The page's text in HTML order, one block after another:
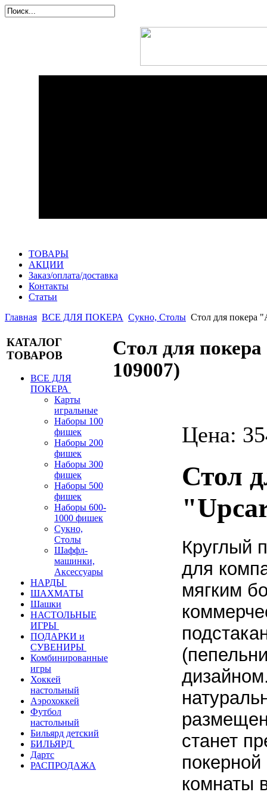
ТОВАРЫ
АКЦИИ
Заказ/оплата/доставка
Контакты
Статьи
Главная ВСЕ ДЛЯ ПОКЕРА Сукно, Столы Стол для
КАТАЛОГ
ТОВАРОВ
ВСЕ ДЛЯ
ПОКЕРА
Карты
игральные
Наборы 100
фишек
Наборы 200
фишек
Наборы 300
фишек
Наборы 500
фишек
Наборы 600-
1000 фишек
Сукно,
Столы
Шаффл-
машинки,
Аксессуары
НАРДЫ
ШАХМАТЫ
Шашки
НАСТОЛЬНЫЕ
ИГРЫ
ПОДАРКИ и
СУВЕНИРЫ
Комбинированные
игры
Хоккей
настольный
Аэрохоккей
Футбол
настольный
Бильярд детский
БИЛЬЯРД
Дартс
РАСПРОДАЖА
Стол для
109007)
Цена:
Стол
Круглый
для
мягким
станет
комнаты